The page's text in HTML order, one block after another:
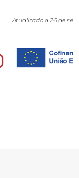
Atualizado a 26 de